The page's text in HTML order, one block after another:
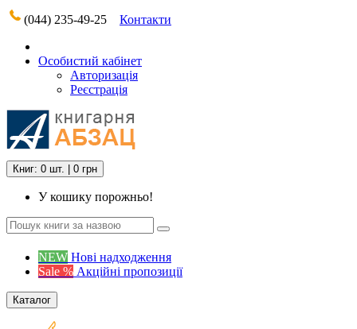
(044) 235-49-25 Контакти
Особистий кабінет
Авторизація
Реєстрація
Книг: 0 шт. | 0 грн
У кошику порожньо!
NEW Нові надходження
Sale % Акційні пропозиції
Каталог